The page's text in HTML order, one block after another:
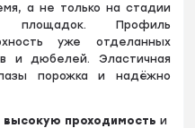
а не только на стадии
Профиль
уже отделанных
и дюбелей. Эластичная
порожка и надёжно
высокую проходимость и